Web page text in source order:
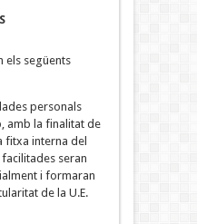
els següents
personals
amb la finalitat de
fitxa interna del
seran
i formaran
de la U.E.